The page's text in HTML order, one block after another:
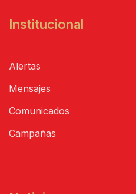
Institucional
Alertas
Mensajes
Comunicados
Campañas